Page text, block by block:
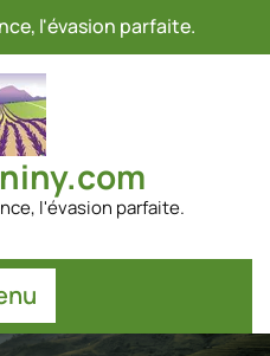
l'évasion parfaite.
l'évasion parfaite.